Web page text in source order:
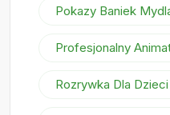
Pokazy Baniek
Profesjonalny
Rozrywka Dla Dzieci